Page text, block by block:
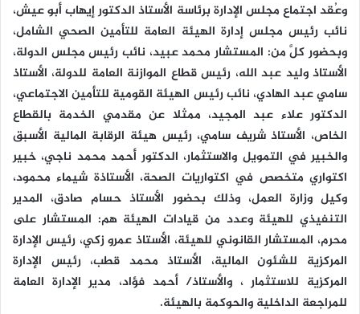
وعُقد اجتماع مجلس الإدارة برئاسة الأستاذ الدكتور إيهاب أبو عيش،
نائب رئيس مجلس إدارة الهيئة العامة للتأمين الصحي الشامل،
وبحضور كلَّ من: المستشار محمد عبيد، نائب رئيس مجلس الدولة،
الأستاذ وليد عبد الله، رئيس قطاع الموازنة العامة للدولة، الأستاذ
سامي عبد الهادي، نائب رئيس الهيئة القومية للتأمين الاجتماعي،
الدكتور علاء عبد المجيد، ممثلا عن مقدمي الخدمة بالقطاع
الخاص، الأستاذ شريف سامي، رئيس هيئة الرقابة المالية الأسبق
والخبير في التمويل والاستثمار، الدكتور أحمد محمد ناجي، خبير
اكتواري متخصص في اكتواريات الصحة، الأستاذة شيماء محمود،
وكيل وزارة العمل، وذلك بحضور الأستاذ حسام صادق، المدير
التنفيذي للهيئة وعدد من قيادات الهيئة هم: المستشار على
محرم، المستشار القانوني للهيئة، الأستاذ عمرو زكي، رئيس الإدارة
المركزية للشئون المالية، الأستاذ محمد قطب، رئيس الإدارة
المركزية للاستثمار ، والأستاذ/ أحمد فؤاد، مدير الإدارة العامة
للمراجعة الداخلية والحوكمة بالهيئة.